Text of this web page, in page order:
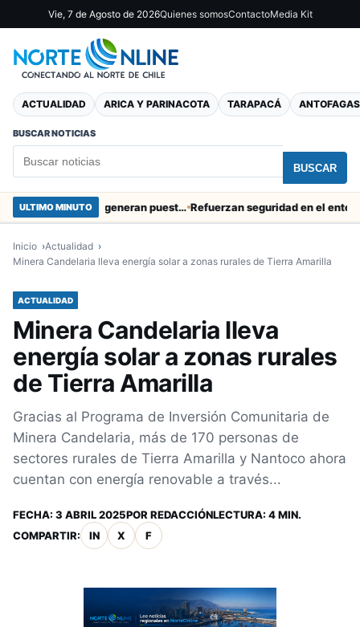
Vie, 7 de Agosto de 2026Quienes somosContactoMedia Kit
ACTUALIDAD ARICA Y PARINACOTA TARAPACÁ
BUSCAR NOTICIAS
BUSCAR
ULTIMO MINUTO Obras de Aguas del Altiplano en Arica generan puestos de trabajo Refuerzan seguridad en el entorno
Inicio
Actualidad
Minera Candelaria lleva energía solar a zonas rurales de Tierra Amarilla
ACTUALIDAD
Minera Candelaria lleva
energía solar a zonas rurales
de Tierra Amarilla
Gracias al Programa de Inversión Comunitaria de
Minera Candelaria, más de 170 personas de
sectores rurales de Tierra Amarilla y Nantoco ahora
cuentan con energía renovable a través...
FECHA: 3 ABRIL 2025POR REDACCIÓNLECTURA: 4 MIN.
COMPARTIR:
IN X F